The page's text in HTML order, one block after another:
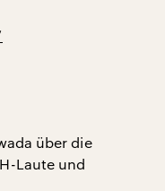
über die
Laute und